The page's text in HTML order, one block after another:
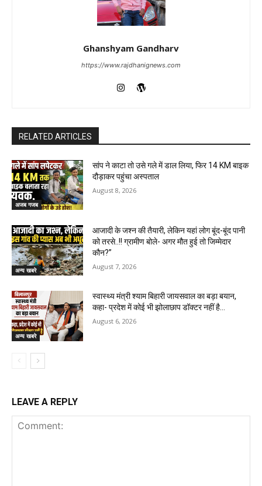
Ghanshyam Gandharv
https://www.rajdhanignews.com
RELATED ARTICLES
अजब गजब
सांप ने काटा तो उसे गले में डाल लिया, फिर 14 KM बाइक
दौड़ाकर पहुंचा अस्पताल
August 8, 2026
अन्य खबरे
आजादी के जश्न की तैयारी, लेकिन यहां लोग बूंद-बूंद पानी
को तरसे..!! ग्रामीण बोले- अगर मौत हुई तो जिम्मेदार
कौन?”
August 7, 2026
अन्य खबरे
स्वास्थ्य मंत्री श्याम बिहारी जायसवाल का बड़ा बयान,
कहा- प्रदेश में कोई भी झोलाछाप डॉक्टर नहीं है…
August 6, 2026
LEAVE A REPLY